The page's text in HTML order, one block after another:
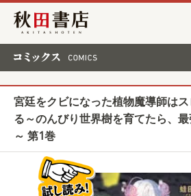
秋田書店
宮廷をクビになった植物魔導師は
る～のんびり世界樹を育てたら、
～ 第1巻